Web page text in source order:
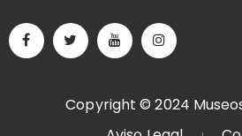
Copyright © 2024